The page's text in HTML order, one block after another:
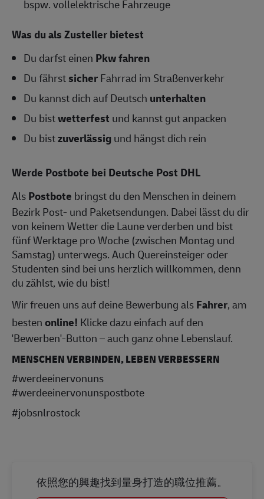
bspw. vollelektrische Fahrzeuge
Was du als Zusteller bietest
Du darfst einen Pkw fahren
Du fährstsicherFahrrad im Straßenverkehr
Du kannst dich auf Deutsch unterhalten
Du bistwetterfest und kannst gut anpacken
Du bistzuverlässigund hängst dich rein
Werde Postbote bei Deutsche Post DHL
AlsPostbote bringst du den Menschen in deinem
Bezirk Post- und Paketsendungen. Dabei lässt du dir
von keinem Wetter die Laune verderben und bist
fünf Werktage pro Woche (zwischen Montag und
Samstag) unterwegs. Auch Quereinsteiger oder
Studenten sind bei uns herzlich willkommen, denn
du zählst, wie du bist!
Wir freuen uns auf deine Bewerbung alsFahrer, am
bestenonline! Klicke dazu einfach auf den
'Bewerben'-Button – auch ganz ohne Lebenslauf.
MENSCHEN VERBINDEN, LEBEN VERBESSERN
#werdeeinervonuns
#werdeeinervonunspostbote
#jobsnlrostock
依照您的興趣找到量身打造的職位推薦。